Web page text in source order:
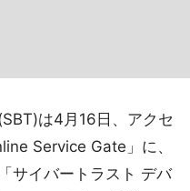
は4月16日、アクセ
Service Gate」に、
サイバートラスト デバ